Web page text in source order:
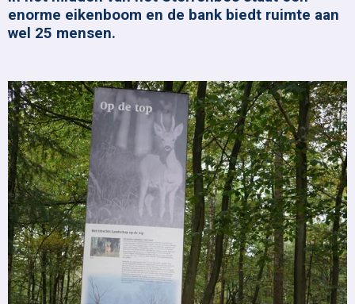
enorme eikenboom en de bank biedt ruimte aan
wel 25 mensen.